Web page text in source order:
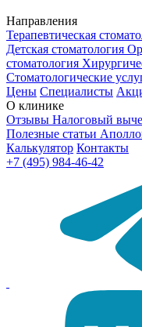
Направления
Терапевтическая
Детская стоматология
стоматология
Стоматологические
Цены Специалисты
О клинике
Отзывы Налоговый
Полезные статьи
Калькулятор Контакты
+7 (495) 984-46-42